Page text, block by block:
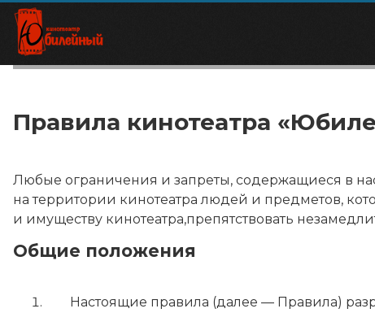
Правила кинотеатра
Любые ограничения и запреты, содержащиеся в
на территории кинотеатра людей и предметов,
и имуществу кинотеатра,препятствовать
Общие положения
Настоящие правила (далее — Правила)